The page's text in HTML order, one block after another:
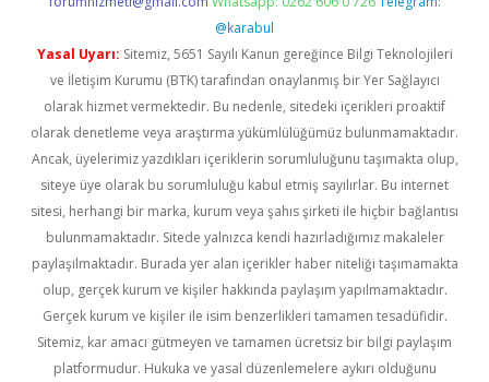
@karabul
Yasal Uyarı: Sitemiz, 5651 Sayılı Kanun gereğince Bilgi Teknolojileri
ve İletişim Kurumu (BTK) tarafından onaylanmış bir Yer Sağlayıcı
olarak hizmet vermektedir. Bu nedenle, sitedeki içerikleri proaktif
olarak denetleme veya araştırma yükümlülüğümüz bulunmamaktadır.
Ancak, üyelerimiz yazdıkları içeriklerin sorumluluğunu taşımakta olup,
siteye üye olarak bu sorumluluğu kabul etmiş sayılırlar. Bu internet
sitesi, herhangi bir marka, kurum veya şahıs şirketi ile hiçbir bağlantısı
bulunmamaktadır. Sitede yalnızca kendi hazırladığımız makaleler
paylaşılmaktadır. Burada yer alan içerikler haber niteliği taşımamakta
olup, gerçek kurum ve kişiler hakkında paylaşım yapılmamaktadır.
Gerçek kurum ve kişiler ile isim benzerlikleri tamamen tesadüfidir.
Sitemiz, kar amacı gütmeyen ve tamamen ücretsiz bir bilgi paylaşım
platformudur. Hukuka ve yasal düzenlemelere aykırı olduğunu